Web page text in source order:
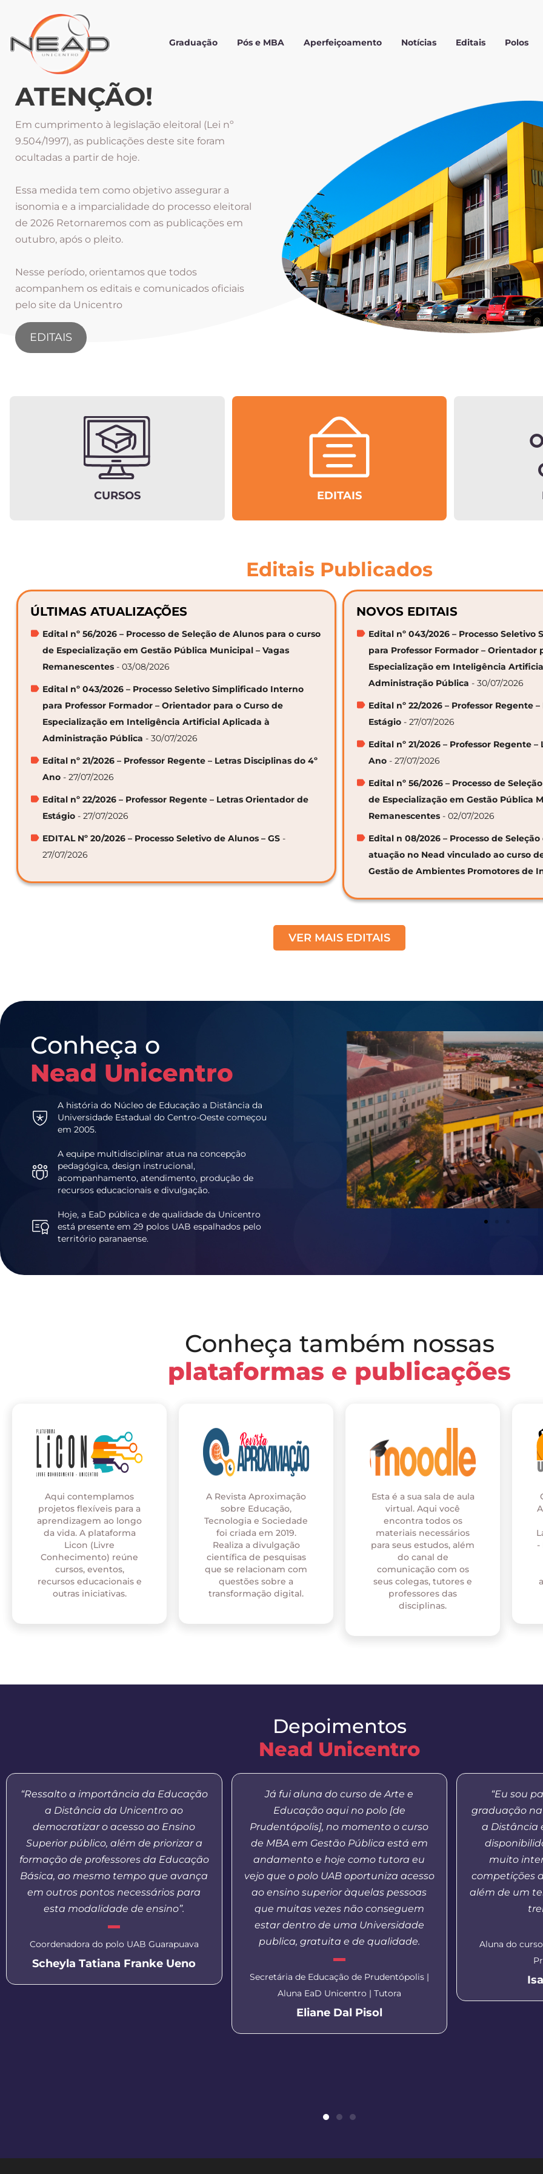
Graduação Pós e MBA Aperfeiçoamento Notícias Editais Polos
ATENÇÃO!
Em cumprimento à legislação eleitoral (Lei nº
9.504/1997), as publicações deste site foram
ocultadas a partir de hoje.
Essa medida tem como objetivo assegurar a
isonomia e a imparcialidade do processo eleitoral
de 2026 Retornaremos com as publicações em
outubro, após o pleito.
Nesse período, orientamos que todos
acompanhem os editais e comunicados oficiais
pelo site da Unicentro
EDITAIS
CURSOS EDITAIS
Editais Publicados
ÚLTIMAS ATUALIZAÇÕES
Edital nº 56/2026 – Processo de Seleção de Alunos para o curso
de Especialização em Gestão Pública Municipal – Vagas
Remanescentes - 03/08/2026
Edital nº 043/2026 – Processo Seletivo Simplificado Interno
para Professor Formador – Orientador para o Curso de
Especialização em Inteligência Artificial Aplicada à
Administração Pública - 30/07/2026
Edital nº 21/2026 – Professor Regente – Letras Disciplinas do 4º
Ano - 27/07/2026
Edital nº 22/2026 – Professor Regente – Letras Orientador de
Estágio - 27/07/2026
EDITAL Nº 20/2026 – Processo Seletivo de Alunos – GS -
27/07/2026
NOVOS EDITAIS
Edital nº 043/2026 – Processo
para Professor Formador – Orientador
Especialização em Inteligência
Administração Pública - 30/07/2026
Edital nº 22/2026 – Professor Regente
Estágio - 27/07/2026
Edital nº 21/2026 – Professor Regente
Ano - 27/07/2026
Edital nº 56/2026 – Processo de
de Especialização em Gestão Pública
Remanescentes - 02/07/2026
Edital n 08/2026 – Processo de
atuação no Nead vinculado ao curso
Gestão de Ambientes Promotores de
VER MAIS EDITAIS
Conheça o
Nead Unicentro
A história do Núcleo de Educação a Distância da
Universidade Estadual do Centro-Oeste começou
em 2005.
A equipe multidisciplinar atua na concepção
pedagógica, design instrucional,
acompanhamento, atendimento, produção de
recursos educacionais e divulgação.
Hoje, a EaD pública e de qualidade da Unicentro
está presente em 29 polos UAB espalhados pelo
território paranaense.
Conheça também nossas
plataformas e publicações
Aqui contemplamos
projetos flexíveis para a
aprendizagem ao longo
da vida. A plataforma
Licon (Livre
Conhecimento) reúne
cursos, eventos,
recursos educacionais e
outras iniciativas.
A Revista Aproximação
sobre Educação,
Tecnologia e Sociedade
foi criada em 2019.
Realiza a divulgação
científica de pesquisas
que se relacionam com
questões sobre a
transformação digital.
Esta é a sua sala de aula
virtual. Aqui você
encontra todos os
materiais necessários
para seus estudos, além
do canal de
comunicação com os
seus colegas, tutores e
professores das
disciplinas.
-
Depoimentos
Nead Unicentro
“Ressalto a importância da Educação
a Distância da Unicentro ao
democratizar o acesso ao Ensino
Superior público, além de priorizar a
formação de professores da Educação
Básica, ao mesmo tempo que avança
em outros pontos necessários para
esta modalidade de ensino”.
Coordenadora do polo UAB Guarapuava
Scheyla Tatiana Franke Ueno
Já fui aluna do curso de Arte e
Educação aqui no polo [de
Prudentópolis], no momento o curso
de MBA em Gestão Pública está em
andamento e hoje como tutora eu
vejo que o polo UAB oportuniza acesso
ao ensino superior àquelas pessoas
que muitas vezes não conseguem
estar dentro de uma Universidade
publica, gratuita e de qualidade.
Secretária de Educação de Prudentópolis |
Aluna EaD Unicentro | Tutora
Eliane Dal Pisol
“Eu sou
graduação
a Distância
muito
competições
além de um
Aluna do